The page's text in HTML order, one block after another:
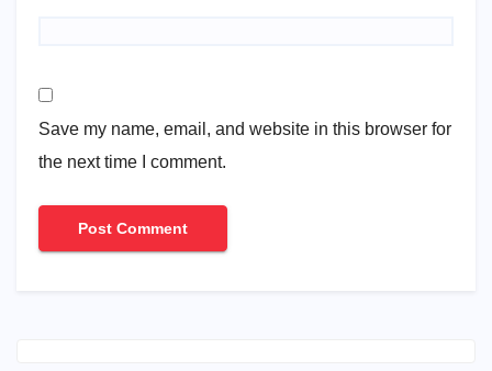
Save my name, email, and website in this browser for
the next time I comment.